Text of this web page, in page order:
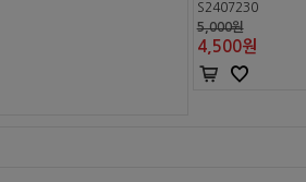
S2407230
5,000원
4,500원